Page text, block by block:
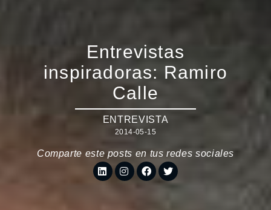
Entrevistas
inspiradoras: Ramiro
Calle
ENTREVISTA
2014-05-15
Comparte este posts en tus redes sociales